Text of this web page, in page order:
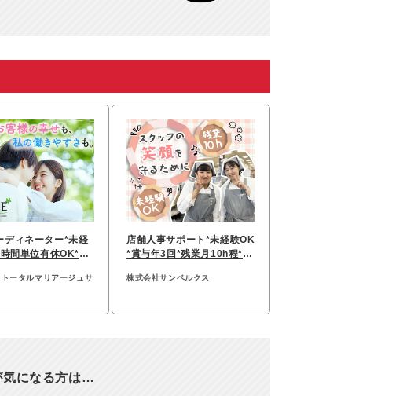
ディネーター*未経
間単位有休OK*7
ータルマリアージュサ
店舗人事サポート*未経験OK
*賞与年3回*残業月10h程*マ
株式会社サンベルクス
気になる方は…